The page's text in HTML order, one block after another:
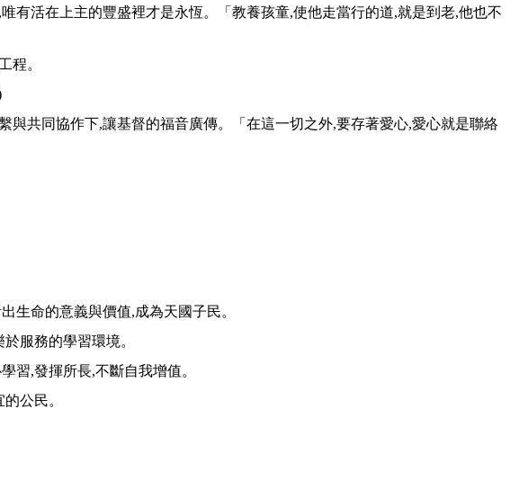
有活在上主的豐盛裡才是永恆。「教養孩童,使他走當行的道,就是到老,他也不
程。
與共同協作下,讓基督的福音廣傳。「在這一切之外,要存著愛心,愛心就是聯絡
生命的意義與價值,成為天國子民。
服務的學習環境。
習,發揮所長,不斷自我增值。
公民。